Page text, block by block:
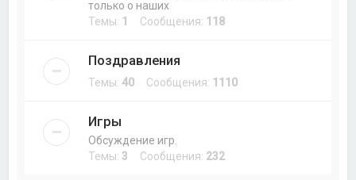
только о наших
Темы: 1 Сообщения: 118
Поздравления
Темы:40 Сообщения: 1110
Игры
Обсуждение игр.
Темы: 3 Сообщения: 232